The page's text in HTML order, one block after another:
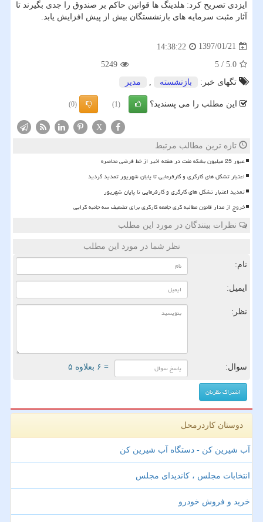
ایزدی تصریح كرد: هلدینگ ها قوانین حاكم بر صندوق را جدی بگیرند تا
آثار مثبت سرمایه های بازنشستگان بیش از پیش افزایش یابد.
1397/01/21
14:38:22
5.0
/
5
5249
تگهای خبر:
بازنشسته , مدیر
این مطلب را می پسندید؟ (1)
(0)
X
تازه ترین مطالب مرتبط
عبور 25 میلیون بشکه نفت در هفته اخیر از خط فرضی محاصره
اعتبار تشکل های کارگری و کارفرمایی تا پایان شهریور تمدید گردید
تمدید اعتبار تشکل های کارگری و کارفرمایی تا پایان شهریور
خروج از مدار قانون مطالبه گری جامعه کارگری برای تضعیف سه جانبه گرایی
نظرات بینندگان در مورد این مطلب
نظر شما در مورد این مطلب
نام:
ایمیل:
نظر:
سوال: = ۶ بعلاوه ۵
دوستان کاردرمحل
آب شیرین کن - دستگاه آب شیرین کن
انتخابات مجلس ، کاندیدای مجلس
خرید و فروش خودرو